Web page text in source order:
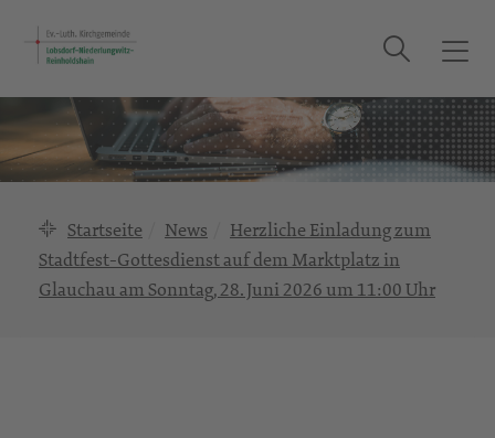
T
g
g
l
Suche
Startseite News
Herzliche Einladung zum
Stadtfest-Gottesdienst auf dem Marktplatz in
Glauchau am Sonntag, 28. Juni 2026 um 11:00 Uhr